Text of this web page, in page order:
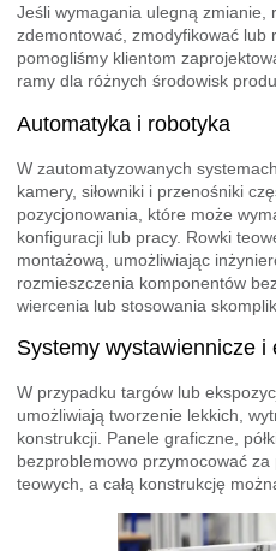
Jeśli wymagania ulegną zmianie,
zdemontować, zmodyfikować lub
pomogliśmy klientom
ramy dla różnych środowisk
Automatyka i robotyka
W zautomatyzowanych
kamery, siłowniki i przenośniki
pozycjonowania, które może
konfiguracji lub pracy. Rowki
montażową, umożliwiając
rozmieszczenia komponentów
wiercenia lub stosowania
Systemy wystawiennicze i
W przypadku targów lub
umożliwiają tworzenie lekkich,
konstrukcji. Panele graficzne,
bezproblemowo przymocować
teowych, a całą konstrukcję